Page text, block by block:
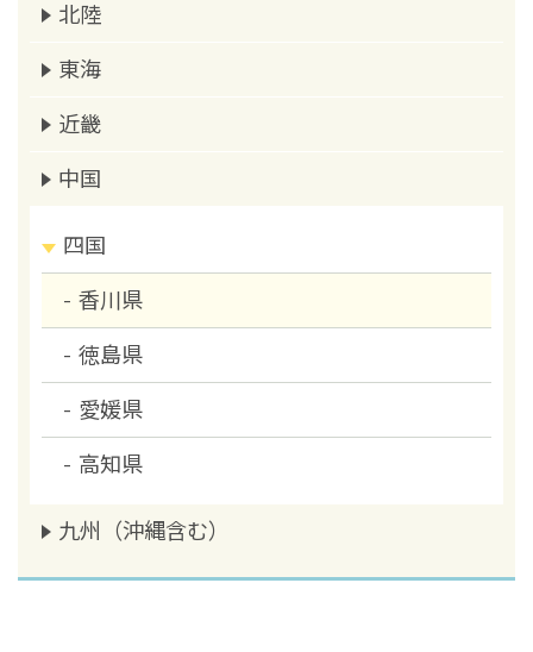
北陸
東海
近畿
中国
四国
香川県
徳島県
愛媛県
高知県
九州（沖縄含む）